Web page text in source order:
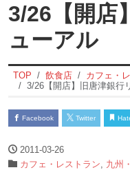
3/26【開店
ューアル
TOP 飲食店
カフェ・
3/26【開店】旧唐津銀行
Facebook Twitter
2011-03-26
カフェ・レストラン
九州